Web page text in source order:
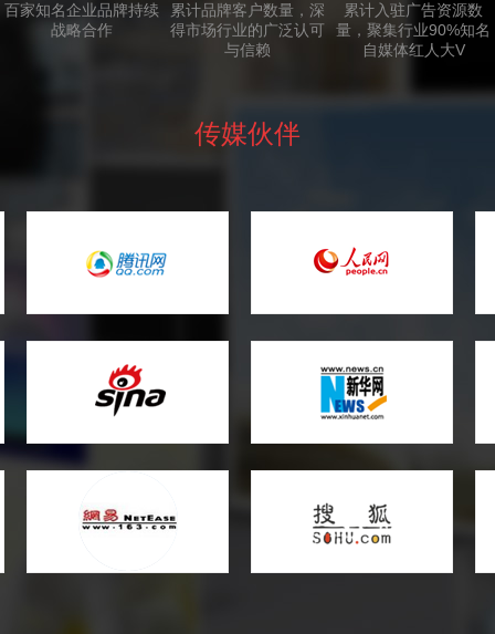
百家知名企业品牌持续
战略合作
累计品牌客户数量，深
得市场行业的广泛认可
与信赖
累计入驻广告资源数
量，聚集行业90%知名
自媒体红人大V
传媒伙伴